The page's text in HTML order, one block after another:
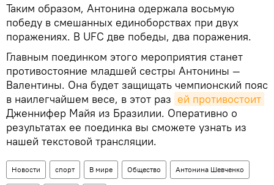
Таким образом, Антонина одержала восьмую
победу в смешанных единоборствах при двух
поражениях. В UFC две победы, два поражения.
Главным поединком этого мероприятия станет
противостояние младшей сестры Антонины —
Валентины. Она будет защищать чемпионский пояс
в наилегчайшем весе, в этот раз ей противостоит
Дженнифер Майя из Бразилии. Оперативно о
результатах ее поединка вы сможете узнать из
нашей текстовой трансляции.
Новости спорт В мире Общество Антонина Шевченко